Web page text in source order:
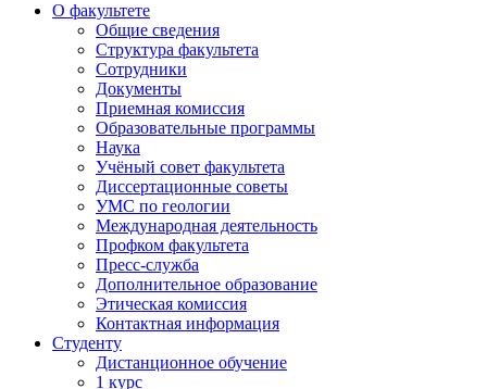
О факультете
Общие сведения
Структура факультета
Сотрудники
Документы
Приемная комиссия
Образовательные программы
Наука
Учёный совет факультета
Диссертационные советы
УМС по геологии
Международная деятельность
Профком факультета
Пресс-служба
Дополнительное образование
Этическая комиссия
Контактная информация
Студенту
Дистанционное обучение
1 курс